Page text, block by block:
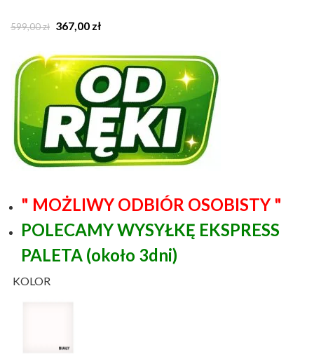
599,00zł Pierwotna
wynosiła:
599,00 zł.
367,00 zł
wynosi:
367,00 zł.
" MOŻLIWY ODBIÓR OSOBISTY "
POLECAMY WYSYŁKĘ EKSPRESS
PALETA (około 3dni)
KOLOR